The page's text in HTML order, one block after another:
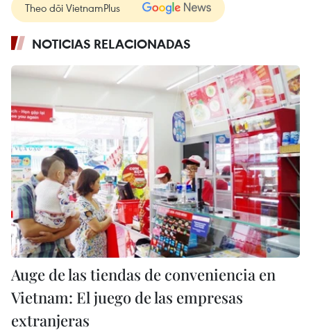
Theo dõi VietnamPlus
NOTICIAS RELACIONADAS
Auge de las tiendas de conveniencia en
Vietnam: El juego de las empresas
extranjeras